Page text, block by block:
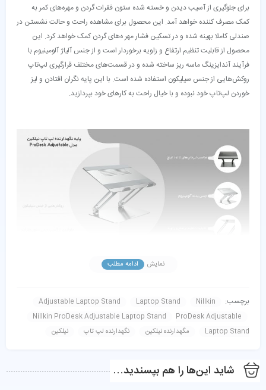
برای جلوگیری از آسیب دیدن و خسته شده ستون فقرات گردن و مهره‌های کمر به
کمک مصرف کننده خواهد آمد. این محصول برای مشاهده راحت و حالت نشستن در
صندلی کاملا بهینه شده و در تسکین فشار مهر ه‌های گردن کمک خواهد کرد. این
محصول از قابلیت تنظیم ارتفاع و زاویه برخوردار است و از جنس آلیاژ آلومینیوم با
فرآیند آندایزینگ ماسه ریز ساخته شده و در قسمت‌های مختلف قرارگیری لپ‌تاپ
روکش‌هایی از جنس سیلیکون استفاده شده است. با این پایه نگران افتادن و لیز
خوردن لپ‌تاپ خود نبوده و با خیال راحت به کارهای خود بپردازید.
نمایش ادامه مطلب
برچسب: Adjustable Laptop Stand Laptop Stand
Nillkin
Nillkin ProDesk Adjustable Laptop Stand
ProDesk Adjustable
Laptop Stand
مگهدارنده نیلکین نگهدارنده لپ تاپ نیلکین
شاید این‌ها را هم بپسندید…